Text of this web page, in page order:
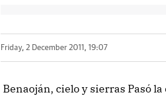
Friday, 2 December 2011, 19:07
Benaoján, cielo y sierras Pasó